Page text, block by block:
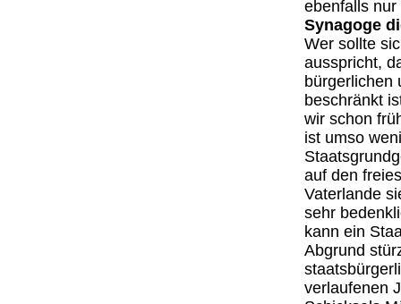
ebenfalls
Synagoge
Wer sollte
ausspricht,
bürgerlichen
beschränkt
wir schon
ist umso
auf den
Vaterlande
sehr
kann ein
Abgrund
verlaufenen